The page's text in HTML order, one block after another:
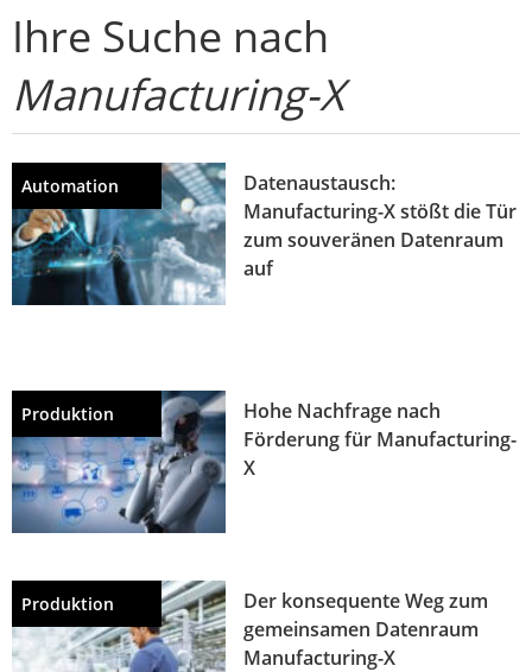
Ihre Suche nach
Manufacturing-X
Automation
Datenaustausch:
Manufacturing-X stößt die Tür
zum souveränen Datenraum
auf
Produktion
Hohe Nachfrage nach
Förderung für Manufacturing-
X
Produktion
Der konsequente Weg zum
gemeinsamen Datenraum
Manufacturing-X